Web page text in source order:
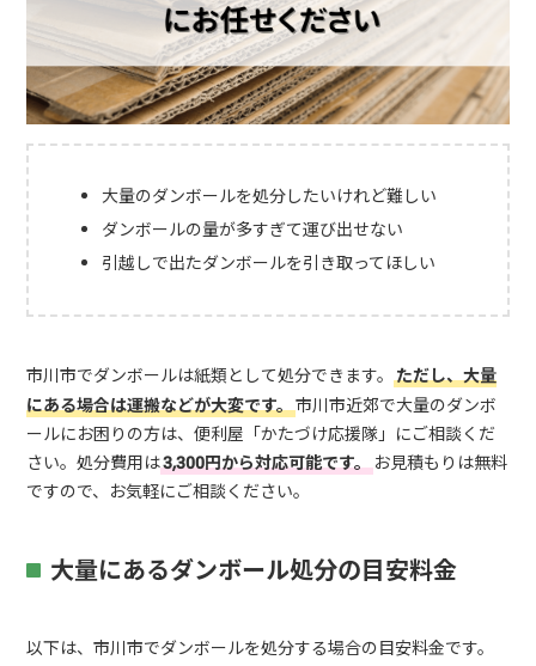
大量のダンボールを処分したいけれど難しい
ダンボールの量が多すぎて運び出せない
引越しで出たダンボールを引き取ってほしい
市川市でダンボールは紙類として処分できます。ただし、大量
にある場合は運搬などが大変です。市川市近郊で大量のダンボ
ールにお困りの方は、便利屋「かたづけ応援隊」にご相談くだ
さい。処分費用は3,300円から対応可能です。お見積もりは無料
ですので、お気軽にご相談ください。
大量にあるダンボール処分の目安料金
以下は、市川市でダンボールを処分する場合の目安料金です。